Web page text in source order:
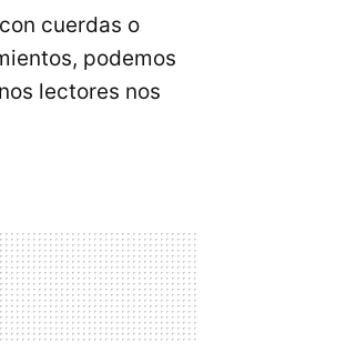
cuerdas o
podemos
lectores nos